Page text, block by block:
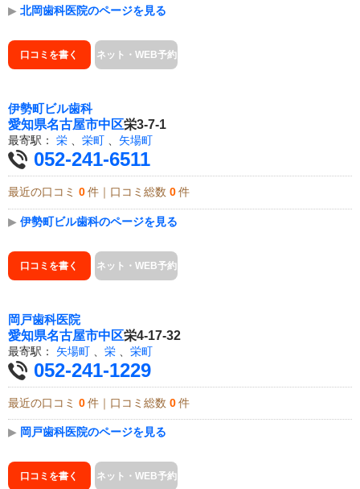
▶ 北岡歯科医院のページを見る
口コミを書く ネット・WEB予約
伊勢町ビル歯科
愛知県名古屋市中区栄3-7-1
最寄駅： 栄 栄町 矢場町
052-241-6511
最近の口コミ 0 件｜口コミ総数 0 件
▶ 伊勢町ビル歯科のページを見る
口コミを書く ネット・WEB予約
岡戸歯科医院
愛知県名古屋市中区栄4-17-32
最寄駅： 矢場町 栄 栄町
052-241-1229
最近の口コミ 0 件｜口コミ総数 0 件
▶ 岡戸歯科医院のページを見る
口コミを書く ネット・WEB予約